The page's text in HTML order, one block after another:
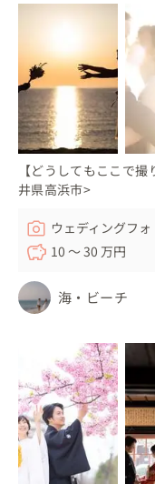
【どうしてもここで
井県高浜市>
ウェディングフォ
10 〜 30 万円
海・ビーチ